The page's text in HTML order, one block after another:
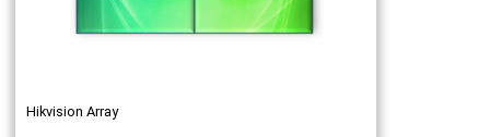
Hikvision Array